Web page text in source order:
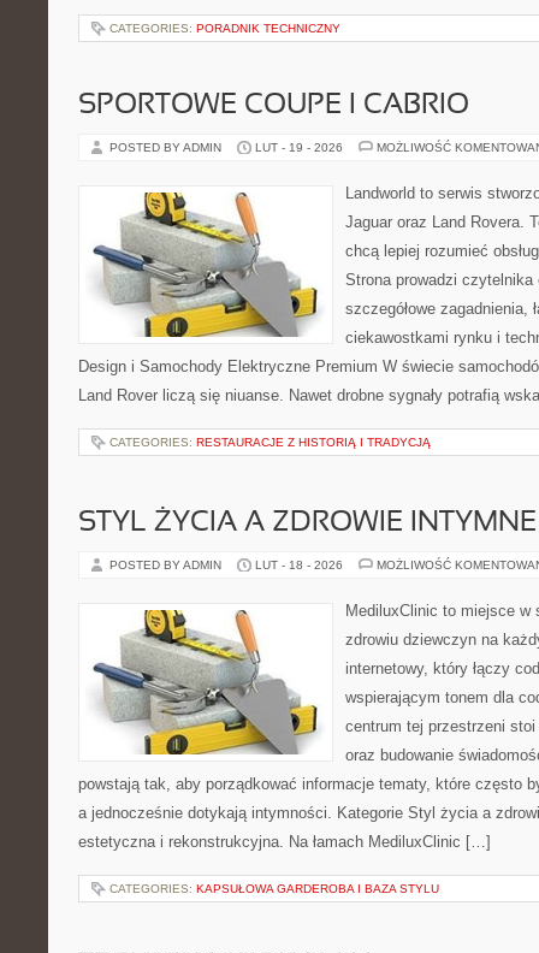
CATEGORIES: PORADNIK TECHNICZNY
SPORTOWE COUPE I CABRIO
POSTED BY ADMIN LUT - 19 - 2026 MOŻLIWOŚĆ
Landworld to serwis
Jaguar oraz Land Rovera.
chcą lepiej rozumieć
Strona prowadzi czytelnika
szczegółowe zagadnienia,
ciekawostkami rynku i
Design i Samochody Elektryczne Premium W świecie
Land Rover liczą się niuanse. Nawet drobne sygnały potrafią
CATEGORIES: RESTAURACJE Z HISTORIĄ I TRADYCJĄ
STYL ŻYCIA A ZDROWIE INTYMNE
POSTED BY ADMIN LUT - 18 - 2026 MOŻLIWOŚĆ
MediluxClinic to miejsce
zdrowiu dziewczyn na
internetowy, który łączy
wspierającym tonem dla
centrum tej przestrzeni
oraz budowanie
powstają tak, aby porządkować informacje tematy, które często
a jednocześnie dotykają intymności. Kategorie Styl życia a
estetyczna i rekonstrukcyjna. Na łamach MediluxClinic […]
CATEGORIES: KAPSUŁOWA GARDEROBA I BAZA STYLU